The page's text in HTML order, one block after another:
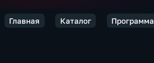
Главная Каталог Программа